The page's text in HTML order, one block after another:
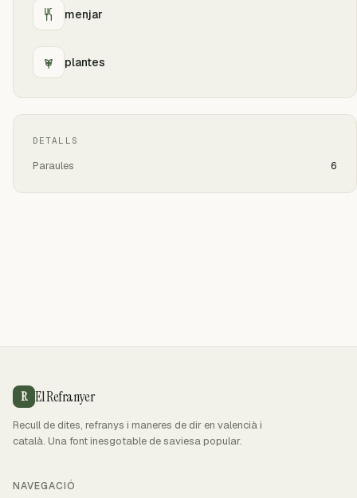
menjar
plantes
DETALLS
Paraules 6
R El Refranyer
Recull de dites, refranys i maneres de dir en valencià i
català. Una font inesgotable de saviesa popular.
NAVEGACIÓ